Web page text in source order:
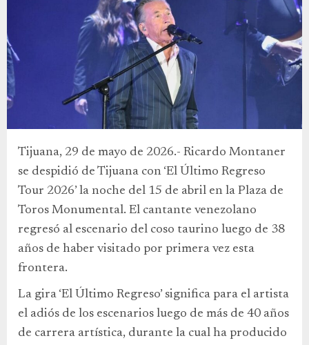
Tijuana, 29 de mayo de 2026.- Ricardo Montaner
se despidió de Tijuana con ‘El Último Regreso
Tour 2026’ la noche del 15 de abril en la Plaza de
Toros Monumental. El cantante venezolano
regresó al escenario del coso taurino luego de 38
años de haber visitado por primera vez esta
frontera.
La gira ‘El Último Regreso’ significa para el artista
el adiós de los escenarios luego de más de 40 años
de carrera artística, durante la cual ha producido